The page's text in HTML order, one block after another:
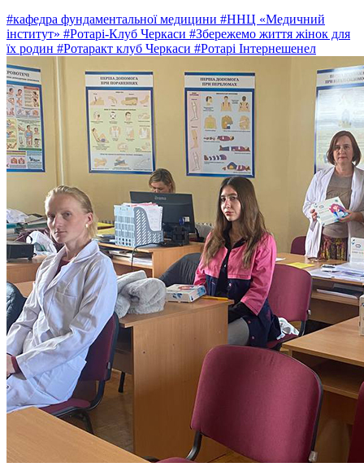
#кафедра фундаментальної медицини #ННЦ «Медичний
інститут» #Ротарі-Клуб Черкаси #Збережемо життя жінок для
їх родин #Ротаракт клуб Черкаси #Ротарі Інтернешенел